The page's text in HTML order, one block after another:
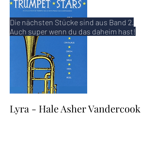
Die nächsten Stücke sind aus Band 2.
Auch super wenn du das daheim hast!
Lyra - Hale Asher Vandercook